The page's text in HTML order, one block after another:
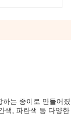
는 종이로 만들어졌
색, 파란색 등 다양한